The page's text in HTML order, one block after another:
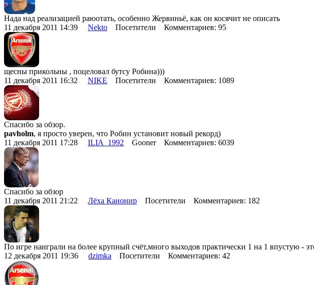
Нада над реализацией раюотать, особенно Жервиньё, как он косячит не описать
11 декабря 2011 14:39 Nekto Посетители Комментариев: 95
щесны прикольны , поцеловал бутсу Робина)))
11 декабря 2011 16:32 NIKE Посетители Комментариев: 1089
Спасибо за обзор.
pavholm, я просто уверен, что Робин установит новый рекорд)
11 декабря 2011 17:28 ILIA_1992 Gooner Комментариев: 6039
Спасибо за обзор
11 декабря 2011 21:22 Лёха Канонир Посетители Комментариев: 182
По игре наиграли на более крупный счёт,много выходов практически 1 на 1 впустую -
12 декабря 2011 19:36 dzimka Посетители Комментариев: 42